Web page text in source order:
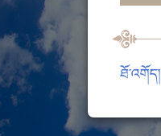
ཐོ་འགོད།